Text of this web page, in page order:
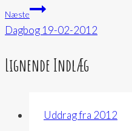
Næste
Dagbog 19-02-2012
Lignende Indlæg
Uddrag fra 2012